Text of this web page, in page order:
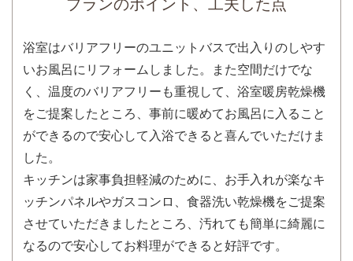
浴室はバリアフリーのユニットバスで出入りのしやす
いお風呂にリフォームしました。また空間だけでな
く、温度のバリアフリーも重視して、浴室暖房乾燥機
をご提案したところ、事前に暖めてお風呂に入ること
ができるので安心して入浴できると喜んでいただけま
した。
キッチンは家事負担軽減のために、お手入れが楽なキ
ッチンパネルやガスコンロ、食器洗い乾燥機をご提案
させていただきましたところ、汚れても簡単に綺麗に
なるので安心してお料理ができると好評です。